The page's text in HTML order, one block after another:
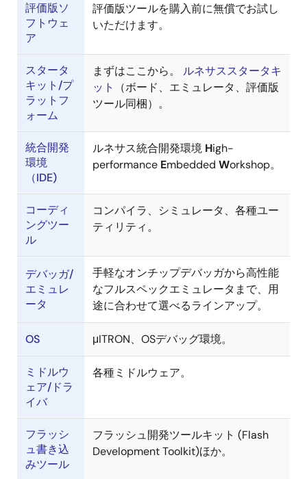
評価版ソ
フトウェ
ア
評価版ツールを購入前に無償でお試し
いただけます。
スタータ
キット/プ
ラットフ
ォーム
まずはここから。
ルネサススタータキ
ット
（ボード、エミュレータ、評価版
ツール同梱）。
統合開発
環境
（IDE)
ルネサス統合開発環境 High-
performance Embedded Workshop。
コーディ
ングツー
ル
コンパイラ、シミュレータ、各種ユー
ティリティ。
デバッガ/
エミュレ
ータ
手軽なオンチップデバッガから高性能
なフルスペックエミュレータまで、用
途に合わせて選べるラインアップ。
OS μITRON、OSデバッグ環境。
ミドルウ
ェア/ドラ
イバ
各種ミドルウェア。
フラッシ
ュ書き込
みツール
フラッシュ開発ツールキット (Flash
Development Toolkit)ほか。